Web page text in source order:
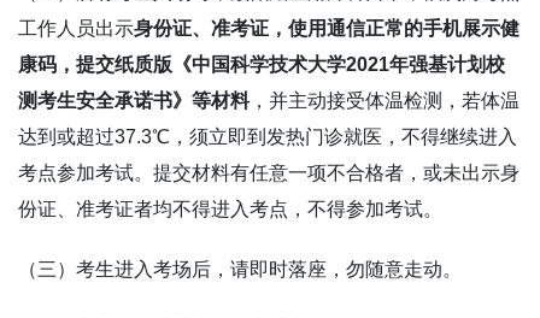
工作人员出示身份证、准考证，使用通信正常的手机展示健
康码，提交纸质版《中国科学技术大学2021年强基计划校
测考生安全承诺书》等材料，并主动接受体温检测，若体温
达到或超过37.3℃ ，须立即到发热门诊就医，不得继续进入
考点参加考试。提交材料有任意一项不合格者，或未出示身
份证、准考证者均不得进入考点，不得参加考试。
（三）考生进入考场后，请即时落座，勿随意走动。